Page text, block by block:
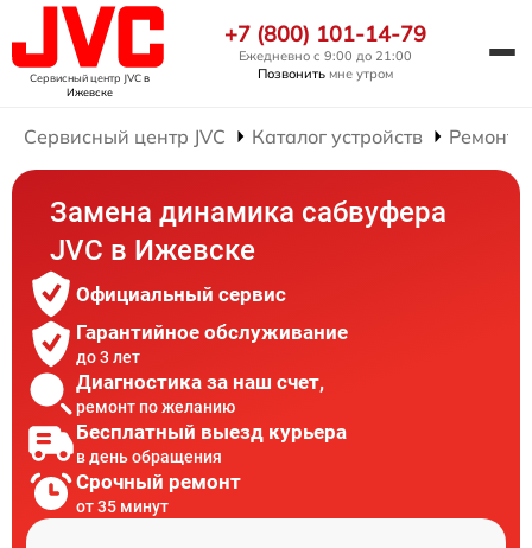
Сервисный центр JVCв
Ижевске
+7 (800) 101-14-79
Ежедневно с 9:00 до 21:00
Позвонить мне утром
Сервисный центр JVC Каталог устройств Ремонт
Замена динамика сабвуфера
JVC в Ижевске
Официальный сервис
Гарантийное обслуживание
до 3 лет
Диагностика за наш счет,
ремонт по желанию
Бесплатный выезд курьера
в день обращения
Срочный ремонт
от 35 минут